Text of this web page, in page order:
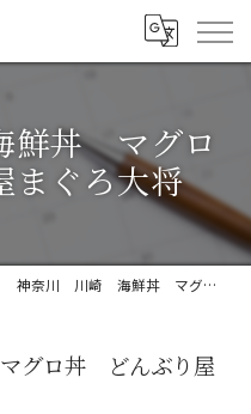
丼 マグロ
ぐろ大将
神奈川 川崎 海鮮丼 マグロ丼 どんぶり屋まぐろ大将
ロ丼 どんぶり屋